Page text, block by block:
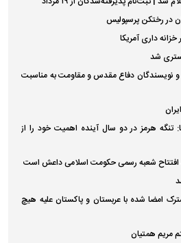
در رختکن پرسپولیس
داری آمریکا
شد
و نویسندگان دفاع مقدس و مقاومت به مناسبت
تنگه هرمز در دو سال آینده اهمیت خود را از
افتتاح شعبه رسمی حکومت اسلامی داعش است
امضا شده با عربستان و پاکستان علیه هیچ
مریم همتیان